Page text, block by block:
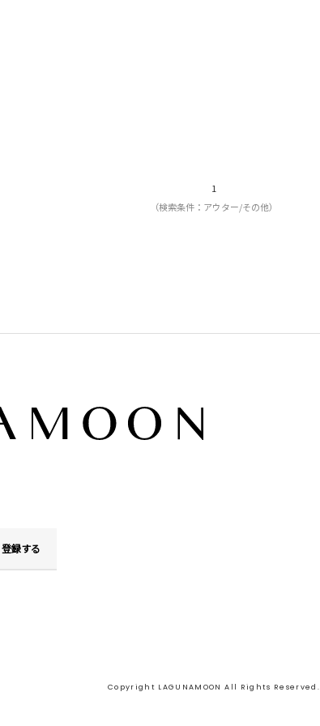
1
（検索条件：アウター/その他）
登録する
Copyright LAGUNAMOON All Rights Reserved.